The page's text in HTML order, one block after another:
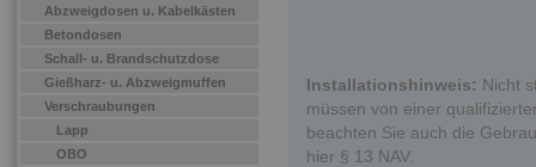
Abzweigdosen u. Kabelkästen
Betondosen
Schall- u. Brandschutzdose
Gießharz- u. Abzweigmuffen
Verschraubungen
Lapp
OBO
Installationshinweis: Nicht
müssen von einer
beachten Sie auch die
hier § 13 NAV.